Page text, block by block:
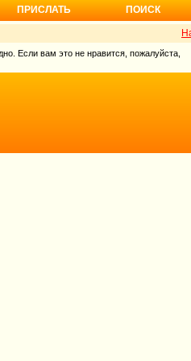
ПРИСЛАТЬ ПОИСК
Если вам это не нравится, пожалуйста,